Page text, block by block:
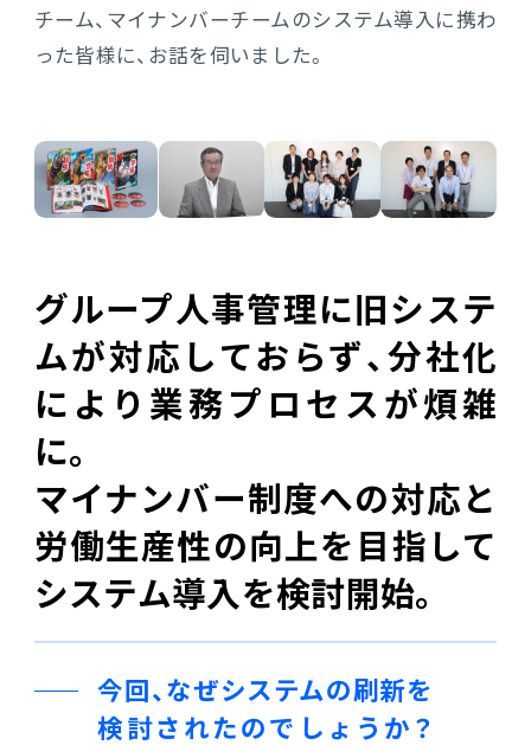
生産管理
Fit to Standard
連携ソリューション
サポートサービス
チーム、マイナンバーチームのシステム導入に携わ
った皆様に、お話を伺いました。
グループ人事管理に旧システ
ムが対応しておらず、分社化
により業務プロセスが煩雑
に。
マイナンバー制度への対応と
労働生産性の向上を目指して
システム導入を検討開始。
今回、なぜシステムの刷新を
検討されたのでしょうか？